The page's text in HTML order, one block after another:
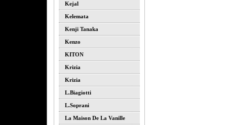
Kejal
Kelemata
Kenji Tanaka
Kenzo
KITON
Krizia
Krizia
L.biagiotti
L.soprani
La Maison De La Vanille